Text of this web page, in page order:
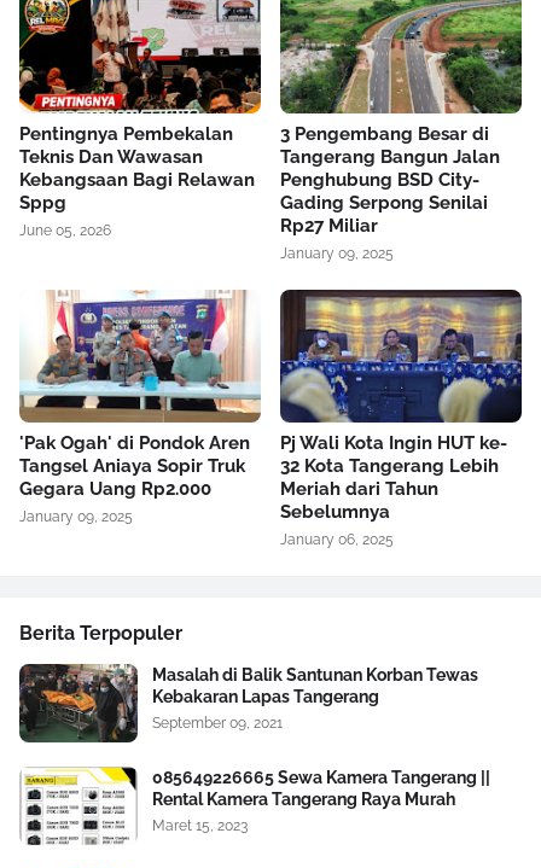
Pentingnya Pembekalan
Teknis Dan Wawasan
Kebangsaan Bagi Relawan
Sppg
June 05, 2026
3 Pengembang Besar di
Tangerang Bangun Jalan
Penghubung BSD City-
Gading Serpong Senilai
Rp27 Miliar
January 09, 2025
'Pak Ogah' di Pondok Aren
Tangsel Aniaya Sopir Truk
Gegara Uang Rp2.000
January 09, 2025
Pj Wali Kota Ingin HUT ke-
32 Kota Tangerang Lebih
Meriah dari Tahun
Sebelumnya
January 06, 2025
Berita Terpopuler
Masalah di Balik Santunan Korban Tewas
Kebakaran Lapas Tangerang
September 09, 2021
085649226665 Sewa Kamera Tangerang ||
Rental Kamera Tangerang Raya Murah
Maret 15, 2023